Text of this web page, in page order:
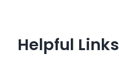
Helpful Links